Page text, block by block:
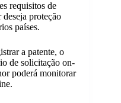
requisitos de
proteção
países.
a patente, o
de solicitação on-
poderá monitorar